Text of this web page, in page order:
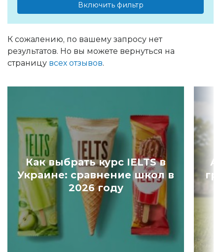
Включить фильтр
К сожалению, по вашему запросу нет
результатов. Но вы можете вернуться на
страницу всех отзывов.
Как выбрать курс IELTS в
Украине: сравнение школ в
2026 году